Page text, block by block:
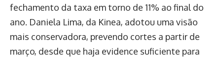
fechamento da taxa em torno de 11% ao final do
ano. Daniela Lima, da Kinea, adotou uma visão
mais conservadora, prevendo cortes a partir de
março, desde que haja evidence suficiente para